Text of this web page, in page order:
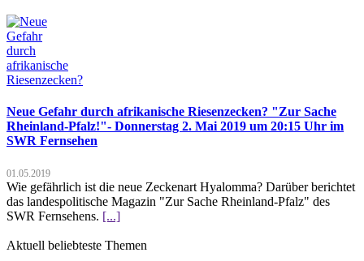
Neue Gefahr durch afrikanische Riesenzecken? "Zur Sache
Rheinland-Pfalz!"- Donnerstag 2. Mai 2019 um 20:15 Uhr im
SWR Fernsehen
01.05.2019
Wie gefährlich ist die neue Zeckenart Hyalomma? Darüber berichtet
das landespolitische Magazin "Zur Sache Rheinland-Pfalz" des
SWR Fernsehens. [...]
Aktuell beliebteste Themen